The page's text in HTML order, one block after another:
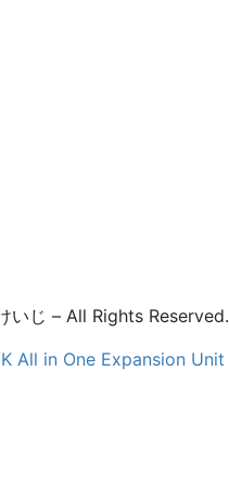
いじ – All Rights Reserved.
All in One Expansion Unit